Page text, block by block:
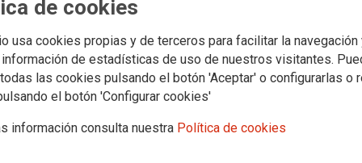
de cookies
usa cookies propias y de terceros para facilitar la navegación
de estadísticas de uso de nuestros visitantes.
las cookies pulsando el botón 'Aceptar' o configurarlas o
el botón 'Configurar cookies'
información consulta nuestra Política de cookies
la actual propuesta de Función
para solucionar el problema de
de la propuesta inicial del Ministerio a la expuesta hoy en la
puntos clave que hacen que no se pueda llegar a un acuerdo en